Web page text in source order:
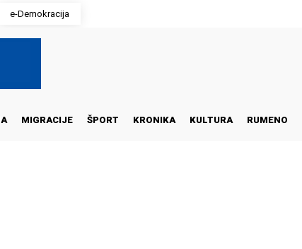
e-Demokracija
MIGRACIJE ŠPORT KRONIKA KULTURA RUMENO